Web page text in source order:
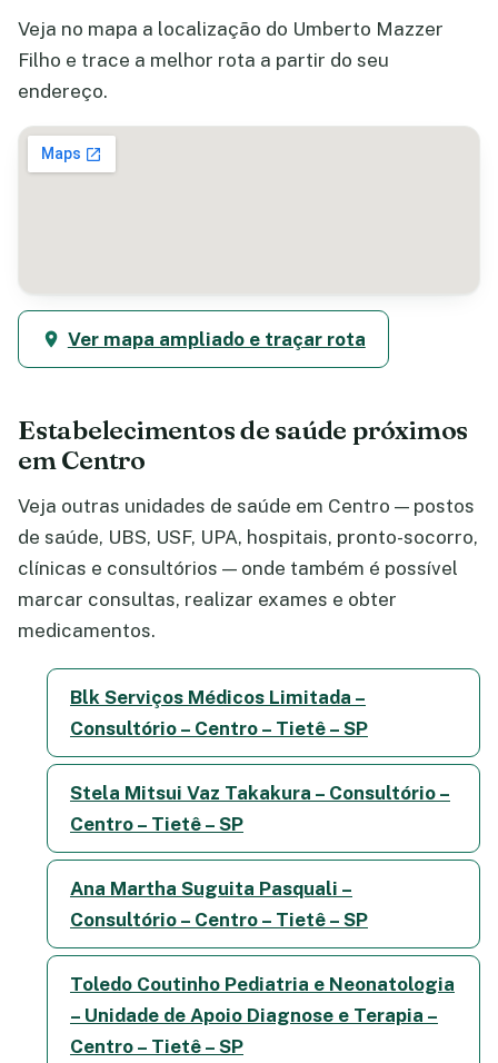
Veja no mapa a localização do Umberto Mazzer
Filho e trace a melhor rota a partir do seu
endereço.
Ver mapa ampliado e traçar rota
Estabelecimentos de saúde próximos
em Centro
Veja outras unidades de saúde em Centro — postos
de saúde, UBS, USF, UPA, hospitais, pronto-socorro,
clínicas e consultórios — onde também é possível
marcar consultas, realizar exames e obter
medicamentos.
Blk Serviços Médicos Limitada –
Consultório – Centro – Tietê – SP
Stela Mitsui Vaz Takakura – Consultório –
Centro – Tietê – SP
Ana Martha Suguita Pasquali –
Consultório – Centro – Tietê – SP
Toledo Coutinho Pediatria e Neonatologia
– Unidade de Apoio Diagnose e Terapia –
Centro – Tietê – SP